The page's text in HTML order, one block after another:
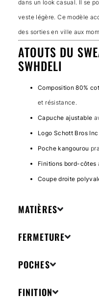
dans un look casual. Il se
veste légère. Ce modèle
des sorties en ville aux
ATOUTS DU
SWHDELI
Composition 80%
et résistance.
Capuche ajustable
Logo Schott Bros Inc
Poche kangourou
Finitions bord-côtes
Coupe droite
MATIÈRES
FERMETURE
POCHES
FINITION